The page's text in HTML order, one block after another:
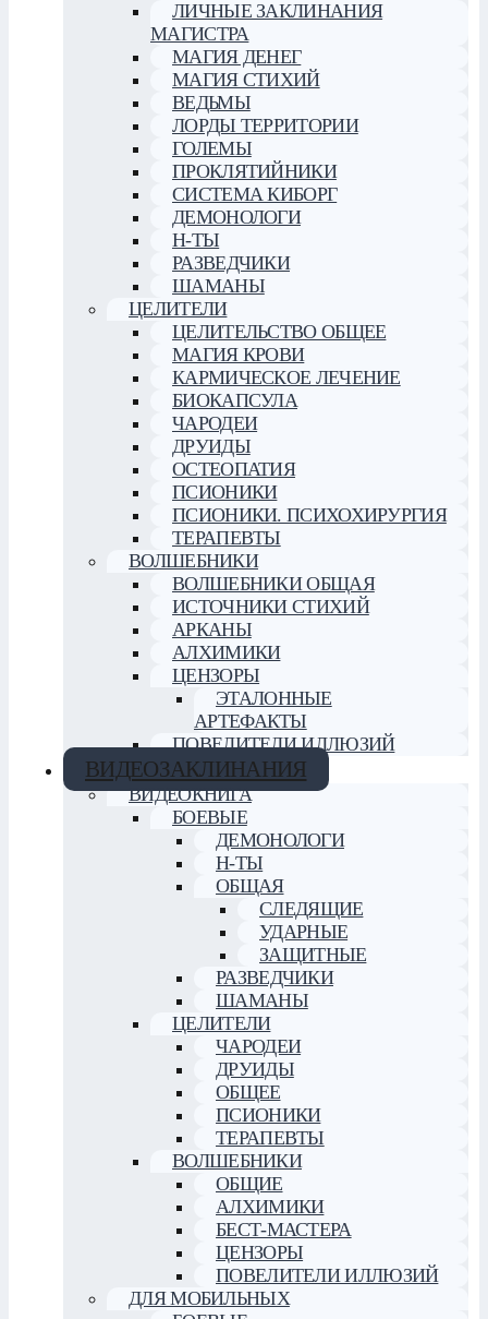
ЛИЧНЫЕ ЗАКЛИНАНИЯ
МАГИСТРА
МАГИЯ ДЕНЕГ
МАГИЯ СТИХИЙ
ВЕДЬМЫ
ЛОРДЫ ТЕРРИТОРИИ
ГОЛЕМЫ
ПРОКЛЯТИЙНИКИ
СИСТЕМА КИБОРГ
ДЕМОНОЛОГИ
Н-ТЫ
РАЗВЕДЧИКИ
ШАМАНЫ
ЦЕЛИТЕЛИ
ЦЕЛИТЕЛЬСТВО ОБЩЕЕ
МАГИЯ КРОВИ
КАРМИЧЕСКОЕ ЛЕЧЕНИЕ
БИОКАПСУЛА
ЧАРОДЕИ
ДРУИДЫ
ОСТЕОПАТИЯ
ПСИОНИКИ
ПСИОНИКИ. ПСИХОХИРУРГИЯ
ТЕРАПЕВТЫ
ВОЛШЕБНИКИ
ВОЛШЕБНИКИ ОБЩАЯ
ИСТОЧНИКИ СТИХИЙ
АРКАНЫ
АЛХИМИКИ
ЦЕНЗОРЫ
ЭТАЛОННЫЕ
АРТЕФАКТЫ
ПОВЕЛИТЕЛИ ИЛЛЮЗИЙ
ВИДЕОЗАКЛИНАНИЯ
ВИДЕОКНИГА
БОЕВЫЕ
ДЕМОНОЛОГИ
Н-ТЫ
ОБЩАЯ
СЛЕДЯЩИЕ
УДАРНЫЕ
ЗАЩИТНЫЕ
РАЗВЕДЧИКИ
ШАМАНЫ
ЦЕЛИТЕЛИ
ЧАРОДЕИ
ДРУИДЫ
ОБЩЕЕ
ПСИОНИКИ
ТЕРАПЕВТЫ
ВОЛШЕБНИКИ
ОБЩИЕ
АЛХИМИКИ
БЕСТ-МАСТЕРА
ЦЕНЗОРЫ
ПОВЕЛИТЕЛИ ИЛЛЮЗИЙ
ДЛЯ МОБИЛЬНЫХ